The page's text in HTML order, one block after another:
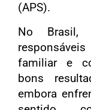
(APS).
No Brasil,
familiar e
bons
embora